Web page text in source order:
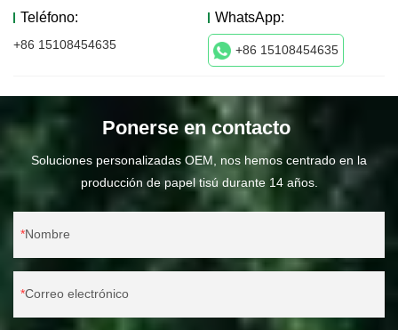
Teléfono:
+86 15108454635
WhatsApp:
+86 15108454635
Ponerse en contacto
Soluciones personalizadas OEM, nos hemos centrado en la
producción de papel tisú durante 14 años.
Nombre
Correo electrónico